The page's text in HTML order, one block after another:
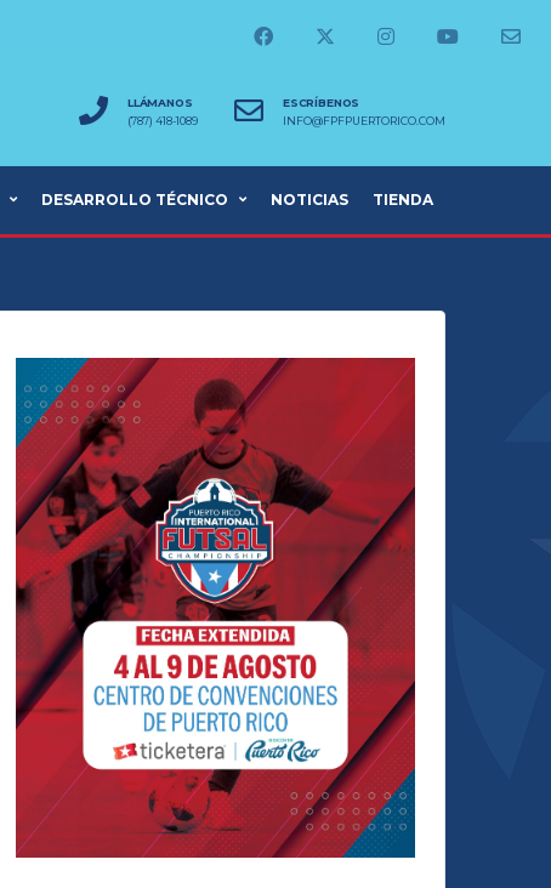
LLÁMANOS
(787) 418-1089
ESCRÍBENOS
INFO@FPFPUERTORICO.COM
DESARROLLO TÉCNICO NOTICIAS TIENDA